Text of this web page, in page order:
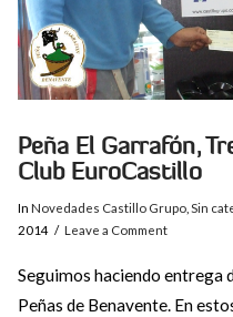
Peña El Garrafón,
Club EuroCastillo
In Novedades Castillo Grupo, Sin
2014
Leave a Comment
Seguimos haciendo entrega
Peñas de Benavente. En